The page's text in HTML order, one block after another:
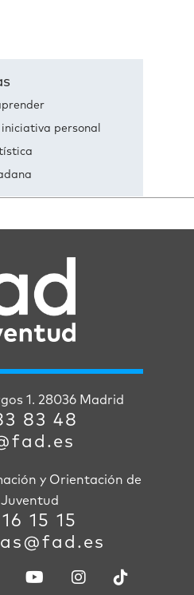
personal
1. 28036 Madrid
83 48
y Orientación de
Juventud
15 15